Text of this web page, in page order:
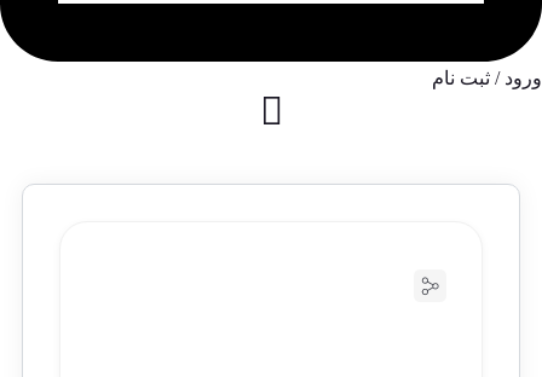
ورود / ثبت نام